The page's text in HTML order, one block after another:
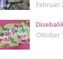
Februari
Oktober